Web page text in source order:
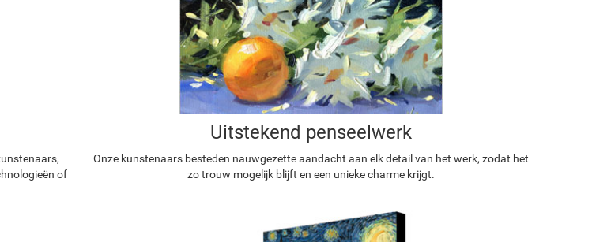
of
Uitstekend penseelwerk
Onze kunstenaars besteden nauwgezette aandacht aan elk detail van het werk, zodat het
zo trouw mogelijk blijft en een unieke charme krijgt.